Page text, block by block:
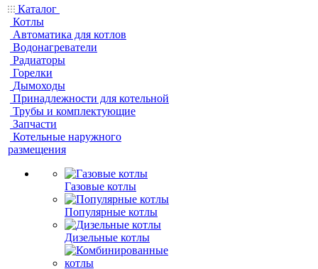
Каталог
Котлы
Автоматика для котлов
Водонагреватели
Радиаторы
Горелки
Дымоходы
Принадлежности для котельной
Трубы и комплектующие
Запчасти
Котельные наружного
размещения
Газовые котлы
Популярные котлы
Дизельные котлы